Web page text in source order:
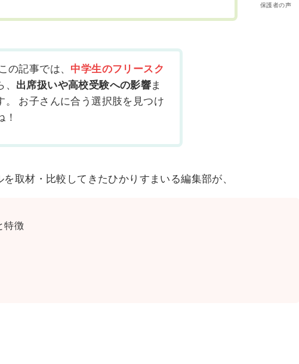
保護者の声
記事では、 中学生のフリースク
出席扱いや高校受験への影響ま
お子さんに合う選択肢を見つけ
取材・比較してきたひかりすまいる編集部が、
特徴